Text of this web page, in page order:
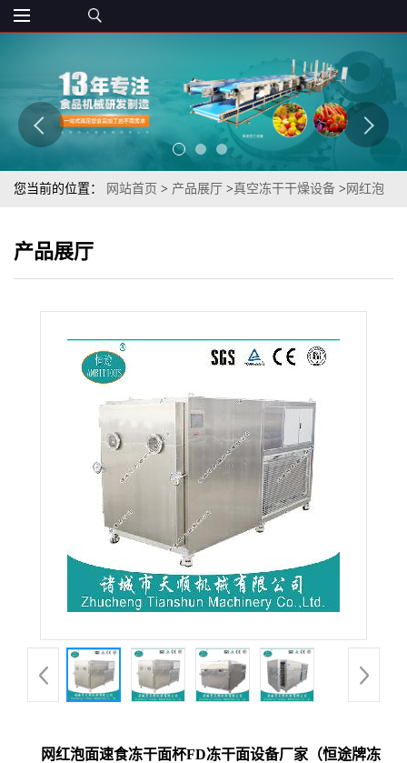
您当前的位置： 网站首页 > 产品展厅 >真空冻干干燥设备 > 网红泡
产品展厅
网红泡面速食冻干面杯FD冻干面设备厂家（恒途牌冻